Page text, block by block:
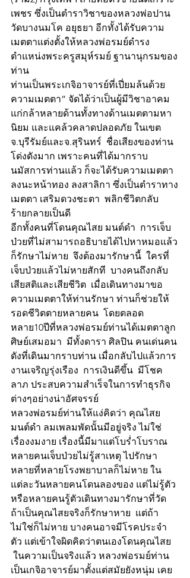
เพชร ซึ่งเป็นตำราวิชาของหลวงพ่อปาน
วัดบางนมโค อยุธยา อีกทั้งได้รับความ
เมตตาแต่งตั้งให้หลวงพ่อรมย์ดำรง
ตำแหน่งพระครูสมุห์รมย์ ฐานานุกรมของ
ท่าน
ท่านเป็นพระเกจิอาจารย์ที่เปี่ยมล้นด้วย
ความเมตตา” จัดได้ว่าเป็นผู้มีวิชาอาคม
แก่กล้าหลายด้านทั้งทางด้านเมตตามหา
นิยม และแคล้วคลาดปลอดภัย ในเขต
จ.บุรีรัมย์และจ.สุรินทร์  ชื่อเสียงของท่าน
โด่งดังมาก เพราะคนที่ได้มากราบ
นมัสการท่านแล้ว ก็จะได้รับความเมตตา
ลงนะหน้าทอง ลงสาลิกา ซึ่งเป็นตำราทาง
เมตตา เสริมดวงชะตา  พลิกชีวิตกลับ
ร้ายกลายเป็นดี
อีกทั้งคนที่โดนคุณไสย มนต์ดำ  การเจ็บ
ป่วยที่ไม่สามารถอธิบายได้ไปหาหมอแล้ว
ก็รักษาไม่หาย  จึงต้องมารักษานี้  ใครที่
เจ็บป่วยแล้วไม่หายสักที  บางคนถึงกลับ
เสียสติและเสียชีวิต  เมื่อเดินทางมาขอ
ความเมตตาให้ท่านรักษา ท่านก็ช่วยให้
รอดชีวิตตายหลายคน  โดยตลอด
หลาย10ปีที่หลวงพ่อรมย์ท่านได้เมตตาลูก
ศิษย์เสมอมา  มีทั้งดารา ศิลปิน คนเด่นคน
ดังที่เดินมากราบท่าน เมื่อกลับไปแล้วการ
งานเจริญรุ่งเรือง  การเงินดีขึ้น  มีโชค
ลาภ ประสบความสำเร็จในการทำธุรกิจ
ต่างๆอย่างน่าอัศจรรย์
หลวงพ่อรมย์ท่านให้แง่คิดว่า คุณไสย
มนต์ดำ ลมเพลมพัดนั้นมีอยู่จริง ไม่ใช่
เรื่องงมงาย เรื่องนี้มีมาแต่โบร่ำโบราณ
หลายคนเจ็บป่วยไม่รู้สาเหตุ ไปรักษา
หลายที่หลายโรงพยาบาลก็ไม่หาย ใน
แต่ละวันหลายคนโดนลองของ แต่ไม่รู้ตัว
หรือหลายคนรู้ตัวเดินทางมารักษาที่วัด
ถ้าเป็นคุณไสยจริงก็รักษาหาย  แต่ถ้า
ไม่ใช่ก็ไม่หาย บางคนอาจมีโรคประจำ
ตัว แต่เข้าใจผิดคิดว่าตนเองโดนคุณไสย
เป็นเกจิอาจารย์มาตั้งแต่สมัยยังหนุ่ม เคย